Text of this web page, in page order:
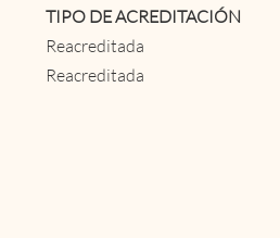
TIPO DE ACREDITACIÓN
Reacreditada
Reacreditada